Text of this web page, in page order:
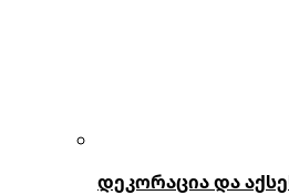
დეკორაცია და